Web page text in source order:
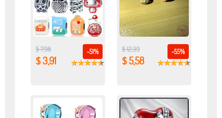
-51%
$ 7,98
$ 3,91
-55%
$ 12,39
$ 5,58